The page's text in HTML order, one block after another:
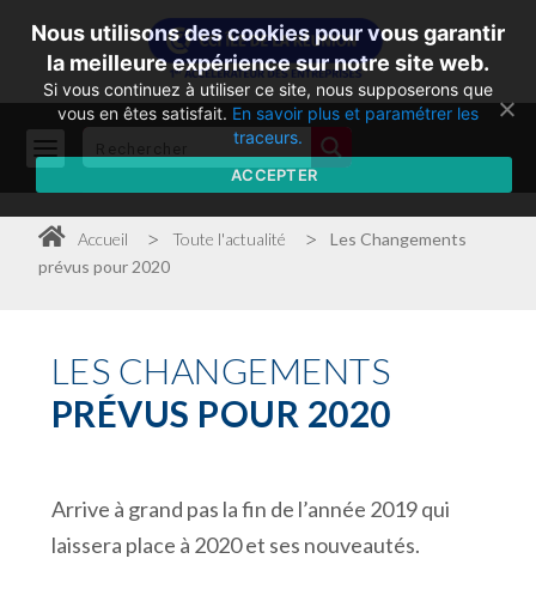
Accueil > Toute l'actualité >
Les Changements
prévus pour 2020
LES CHANGEMENTS
PRÉVUS POUR 2020
Arrive à grand pas la fin de l’année 2019 qui
laissera place à 2020 et ses nouveautés.
Nous utilisons des cookies pour vous garantir
la meilleure expérience sur notre site web.
Si vous continuez à utiliser ce site, nous supposerons que
vous en êtes satisfait. En savoir plus et paramétrer les
traceurs.
ACCEPTER